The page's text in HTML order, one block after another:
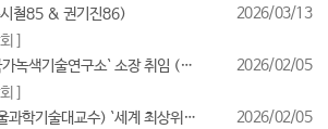
시철85 & 권기진86)
2026/03/13
]
오대균 동문(81학번) `국가녹색기술연구소` 소장 취임 (2026/2월)
2026/02/05
]
유승훈 동문(88학번, 서울과학기술대교수) `세계 최상위 연구자 2025` 등재
2026/02/05